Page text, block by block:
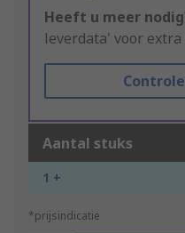
Heeft u meer
leverdata' voor
Aantal stuks
1 +
*prijsindicatie